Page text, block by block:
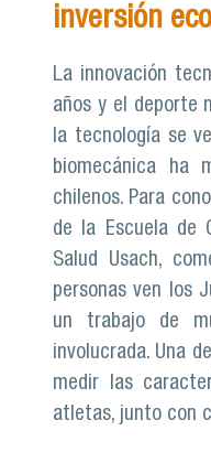
inversión
La innovación
años y el deporte
la tecnología se
biomecánica ha
chilenos. Para
de la Escuela de
Salud Usach,
personas ven los
un trabajo de
involucrada. Una
medir las
atletas, junto con